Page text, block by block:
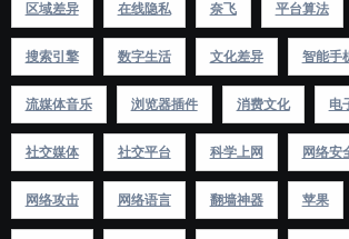
区域差异 在线隐私 奈飞 平台算法
搜索引擎 数字生活 文化差异 智能手
流媒体音乐 浏览器插件 消费文化 电
社交媒体 社交平台 科学上网 网络安
网络攻击 网络语言 翻墙神器 苹果